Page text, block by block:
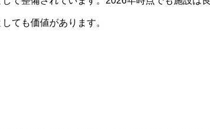
ても価値があります。